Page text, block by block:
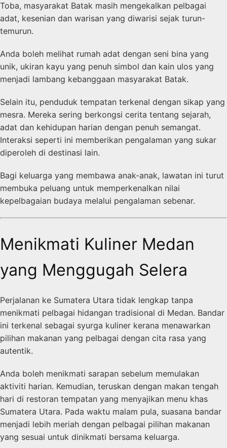
Toba, masyarakat Batak masih mengekalkan pelbagai
adat, kesenian dan warisan yang diwarisi sejak turun-
temurun.
Anda boleh melihat rumah adat dengan seni bina yang
unik, ukiran kayu yang penuh simbol dan kain ulos yang
menjadi lambang kebanggaan masyarakat Batak.
Selain itu, penduduk tempatan terkenal dengan sikap yang
mesra. Mereka sering berkongsi cerita tentang sejarah,
adat dan kehidupan harian dengan penuh semangat.
Interaksi seperti ini memberikan pengalaman yang sukar
diperoleh di destinasi lain.
Bagi keluarga yang membawa anak-anak, lawatan ini turut
membuka peluang untuk memperkenalkan nilai
kepelbagaian budaya melalui pengalaman sebenar.
Menikmati Kuliner Medan
yang Menggugah Selera
Perjalanan ke Sumatera Utara tidak lengkap tanpa
menikmati pelbagai hidangan tradisional di Medan. Bandar
ini terkenal sebagai syurga kuliner kerana menawarkan
pilihan makanan yang pelbagai dengan cita rasa yang
autentik.
Anda boleh menikmati sarapan sebelum memulakan
aktiviti harian. Kemudian, teruskan dengan makan tengah
hari di restoran tempatan yang menyajikan menu khas
Sumatera Utara. Pada waktu malam pula, suasana bandar
menjadi lebih meriah dengan pelbagai pilihan makanan
yang sesuai untuk dinikmati bersama keluarga.